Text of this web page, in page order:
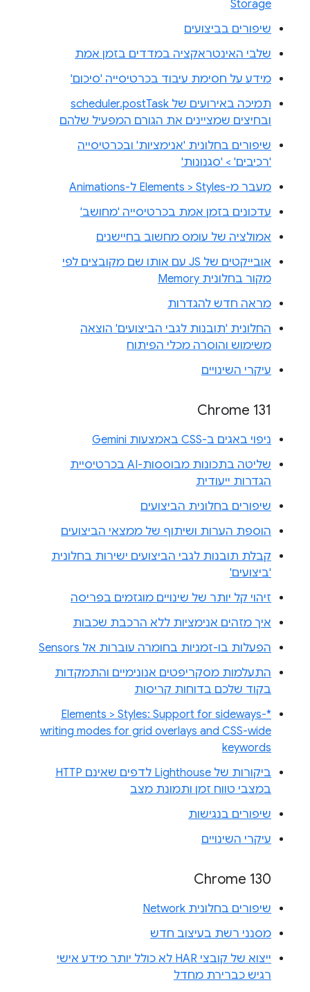
Storage
שיפורים בביצועים
שלבי האינטראקציה במדדים בזמן אמת
מידע על חסימת עיבוד בכרטיסייה 'סיכום'
תמיכה באירועים של scheduler.postTask
ובחיצים שמציינים את הגורם המפעיל שלהם
שיפורים בחלונית 'אנימציות' ובכרטיסייה
'רכיבים' > 'סגנונות'
מעבר מ-Elements > Styles ל-Animations
עדכונים בזמן אמת בכרטיסייה 'מחושב'
אמולציה של עומס מחשוב בחיישנים
אובייקטים של JS עם אותו שם מקובצים לפי
מקור בחלונית Memory
מראה חדש להגדרות
החלונית 'תובנות לגבי הביצועים' הוצאה
משימוש והוסרה מכלי הפיתוח
עיקרי השינויים
Chrome 131
ניפוי באגים ב-CSS באמצעות Gemini
שליטה בתכונות מבוססות-AI בכרטיסיית
הגדרות ייעודית
שיפורים בחלונית הביצועים
הוספת הערות ושיתוף של ממצאי הביצועים
קבלת תובנות לגבי הביצועים ישירות בחלונית
'ביצועים'
זיהוי קל יותר של שינויים מוגזמים בפריסה
איך מזהים אנימציות ללא הרכבת שכבות
הפעלות בו-זמניות בחומרה עוברות אל Sensors
התעלמות מסקריפטים אנונימיים והתמקדות
בקוד שלכם בדוחות קריסות
Elements > Styles: Support for sideways-*
writing modes for grid overlays and CSS-wide
keywords
ביקורות של Lighthouse לדפים שאינם HTTP
במצבי טווח זמן ותמונת מצב
שיפורים בנגישות
עיקרי השינויים
Chrome 130
שיפורים בחלונית Network
מסנני רשת בעיצוב חדש
ייצוא של קובצי HAR לא כולל יותר מידע אישי
רגיש כברירת מחדל